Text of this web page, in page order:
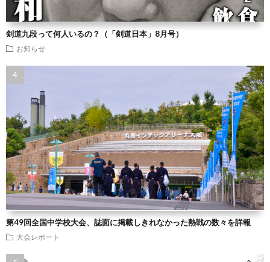
剣道九段って何人いるの？（「剣道日本」8月号）
お知らせ
第49回全国中学校大会、誌面に掲載しきれなかった熱戦の数々を詳報
大会レポート